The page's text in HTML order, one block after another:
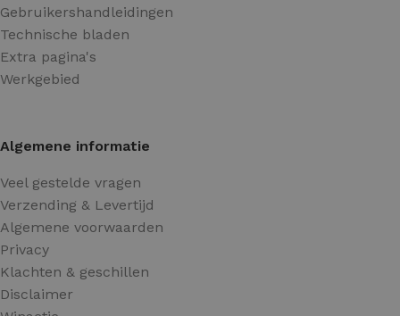
Gebruikershandleidingen
Technische bladen
Extra pagina's
Werkgebied
Algemene informatie
Veel gestelde vragen
Verzending & Levertijd
Algemene voorwaarden
Privacy
Klachten & geschillen
Disclaimer